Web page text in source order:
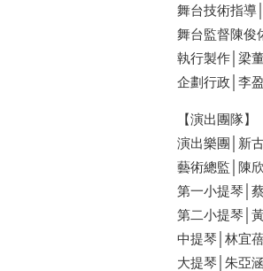
舞台技術指導
舞台監督陳俊
執行製作│梁
企劃行政│李
【演出團隊】
演出樂團│新
藝術總監│陳
第一小提琴│
第二小提琴│
中提琴│林宜
大提琴│朱亞涵